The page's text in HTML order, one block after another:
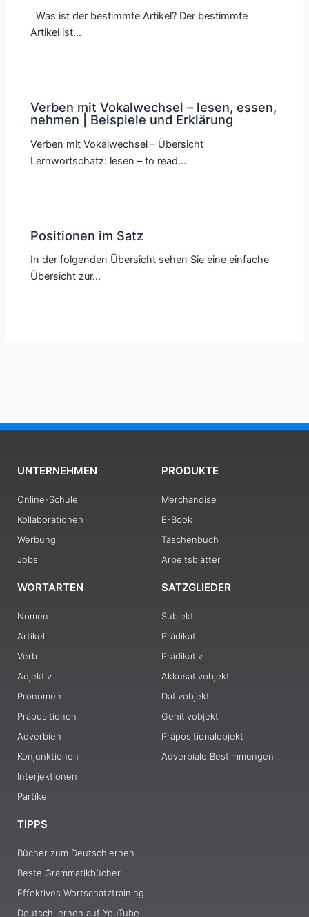
Was ist der bestimmte Artikel? Der bestimmte
Artikel ist…
Verben mit Vokalwechsel – lesen, essen,
nehmen | Beispiele und Erklärung
Verben mit Vokalwechsel – Übersicht
Lernwortschatz: lesen – to read…
Positionen im Satz
In der folgenden Übersicht sehen Sie eine einfache
Übersicht zur…
UNTERNEHMEN
Online-Schule
Kollaborationen
Werbung
Jobs
PRODUKTE
Merchandise
E-Book
Taschenbuch
Arbeitsblätter
WORTARTEN
Nomen
Artikel
Verb
Adjektiv
Pronomen
Präpositionen
Adverbien
Konjunktionen
Interjektionen
Partikel
SATZGLIEDER
Subjekt
Prädikat
Prädikativ
Akkusativobjekt
Dativobjekt
Genitivobjekt
Präpositionalobjekt
Adverbiale Bestimmungen
TIPPS
Bücher zum Deutschlernen
Beste Grammatikbücher
Effektives Wortschatztraining
Deutsch lernen auf YouTube